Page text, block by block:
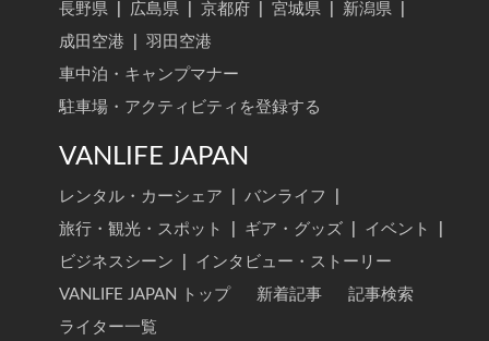
長野県
広島県 京都府 宮城県 新潟県
成田空港
羽田空港
車中泊・キャンプマナー
駐車場・アクティビティを登録する
VANLIFE JAPAN
レンタル・カーシェア バンライフ
旅行・観光・スポット
ギア・グッズ イベント
ビジネスシーン
インタビュー・ストーリー
VANLIFE JAPAN トップ
新着記事
記事検索
ライター一覧